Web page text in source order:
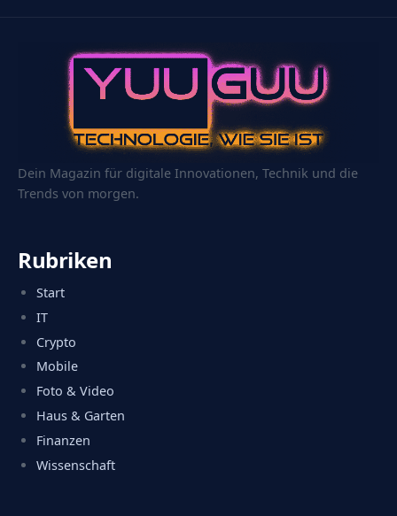
Dein Magazin für digitale Innovationen, Technik und die
Trends von morgen.
Rubriken
Start
IT
Crypto
Mobile
Foto & Video
Haus & Garten
Finanzen
Wissenschaft